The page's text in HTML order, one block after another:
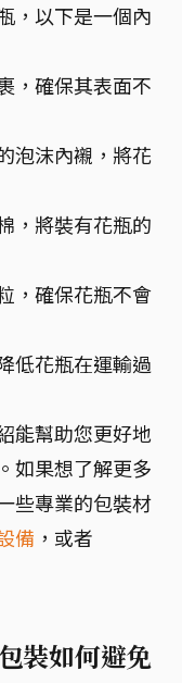
，以下是一個內
，確保其表面不
泡沫內襯，將花
，將裝有花瓶的
，確保花瓶不會
低花瓶在運輸過
能幫助您更好地
如果想了解更多
些專業的包裝材
備 ，或者
裝如何避免